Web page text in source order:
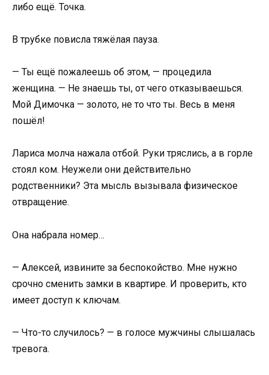
либо ещё. Точка.
В трубке повисла тяжёлая пауза.
— Ты ещё пожалеешь об этом, — процедила
женщина. — Не знаешь ты, от чего отказываешься.
Мой Димочка — золото, не то что ты. Весь в меня
пошёл!
Лариса молча нажала отбой. Руки тряслись, а в горле
стоял ком. Неужели они действительно
родственники? Эта мысль вызывала физическое
отвращение.
Она набрала номер…
— Алексей, извините за беспокойство. Мне нужно
срочно сменить замки в квартире. И проверить, кто
имеет доступ к ключам.
— Что-то случилось? — в голосе мужчины слышалась
тревога.